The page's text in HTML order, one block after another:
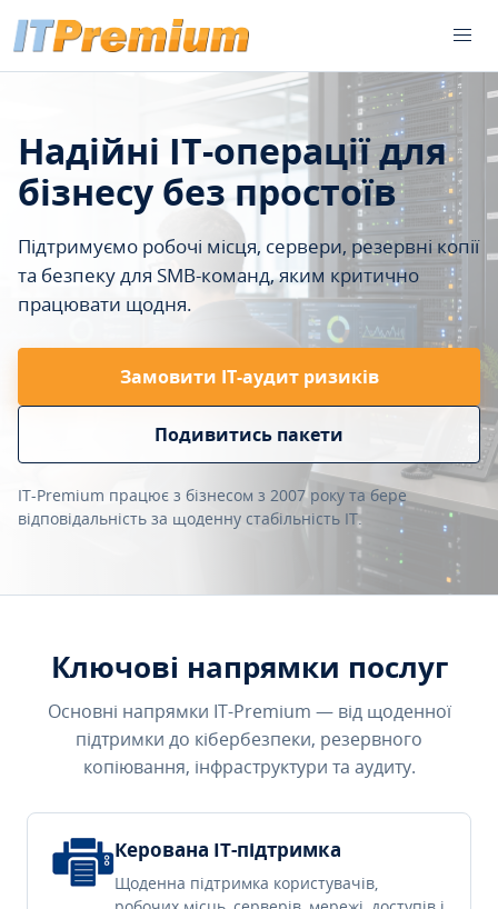
Надійні IT-операції для
бізнесу без простоїв
Підтримуємо робочі місця, сервери, резервні копії
та безпеку для SMB-команд, яким критично
працювати щодня.
Замовити ІТ-аудит ризиків
Подивитись пакети
IT-Premium працює з бізнесом з 2007 року та бере
відповідальність за щоденну стабільність IT.
Ключові напрямки послуг
Основні напрямки IT-Premium — від щоденної
підтримки до кібербезпеки, резервного
копіювання, інфраструктури та аудиту.
Керована IT-підтримка
Щоденна підтримка користувачів,